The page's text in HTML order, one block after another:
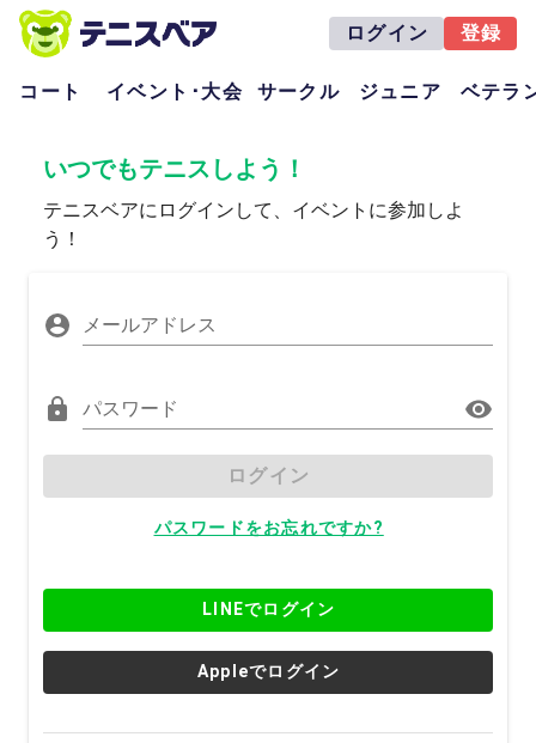
ログイン 登録
コート イベント･大会 サークル ジュニア ベテラ
いつでもテニスしよう！
テニスベアにログインして、イベントに参加しよ
う！
メールアドレス
パスワード
ログイン
パスワードをお忘れですか?
LINEでログイン
Appleでログイン